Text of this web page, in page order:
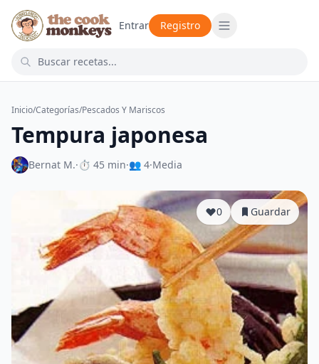
Entrar Registro
Inicio/Categorías/Pescados Y Mariscos
Tempura japonesa
Bernat M.·⏱ 45 min·👥 4·Media
0 Guardar